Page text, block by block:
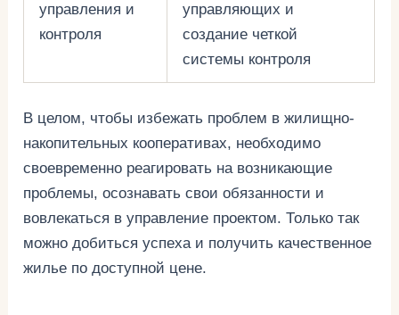
управления и
контроля
управляющих и
создание четкой
системы контроля
В целом, чтобы избежать проблем в жилищно-
накопительных кооперативах, необходимо
своевременно реагировать на возникающие
проблемы, осознавать свои обязанности и
вовлекаться в управление проектом. Только так
можно добиться успеха и получить качественное
жилье по доступной цене.